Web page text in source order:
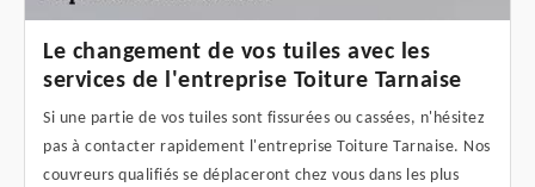
Le changement de vos tuiles avec les
services de l'entreprise Toiture Tarnaise
Si une partie de vos tuiles sont fissurées ou cassées, n'hésitez
pas à contacter rapidement l'entreprise Toiture Tarnaise. Nos
couvreurs qualifiés se déplaceront chez vous dans les plus